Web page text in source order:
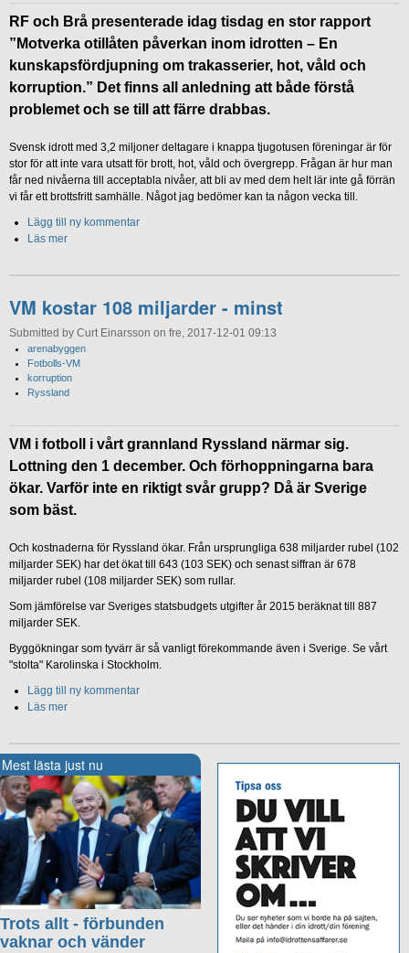
RF och Brå presenterade idag tisdag en stor rapport
”Motverka otillåten påverkan inom idrotten – En
kunskapsfördjupning om trakasserier, hot, våld och
korruption.” Det finns all anledning att både förstå
problemet och se till att färre drabbas.
Svensk idrott med 3,2 miljoner deltagare i knappa tjugotusen föreningar är för
stor för att inte vara utsatt för brott, hot, våld och övergrepp. Frågan är hur man
får ned nivåerna till acceptabla nivåer, att bli av med dem helt lär inte gå förrän
vi får ett brottsfritt samhälle. Något jag bedömer kan ta någon vecka till.
Lägg till ny kommentar
Läs mer
VM kostar 108 miljarder - minst
Submitted by Curt Einarsson on fre, 2017-12-01 09:13
arenabyggen
Fotbolls-VM
korruption
Ryssland
VM i fotboll i vårt grannland Ryssland närmar sig.
Lottning den 1 december. Och förhoppningarna bara
ökar. Varför inte en riktigt svår grupp? Då är Sverige
som bäst.
Och kostnaderna för Ryssland ökar. Från ursprungliga 638 miljarder rubel (102
miljarder SEK) har det ökat till 643 (103 SEK) och senast siffran är 678
miljarder rubel (108 miljarder SEK) som rullar.
Som jämförelse var Sveriges statsbudgets utgifter år 2015 beräknat till 887
miljarder SEK.
Byggökningar som tyvärr är så vanligt förekommande även i Sverige. Se vårt
"stolta" Karolinska i Stockholm.
Lägg till ny kommentar
Läs mer
Mest lästa just nu
Trots allt - förbunden
vaknar och vänder